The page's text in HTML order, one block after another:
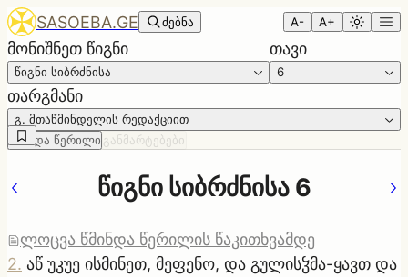
SASOEBA.GE ძებნა A- A+
მონიშნეთ წიგნი
წიგნი სიბრძნისა
თავი
6
თარგმანი
გ. მთაწმინდელის რედაქციით
წმინდა წერილი განმარტებები
წიგნი სიბრძნისა 6
ლოცვა წმინდა წერილის წაკითხვამდე
2. აწ უკუე ისმინეთ, მეფენო, და გულისჴმა-ყავთ და